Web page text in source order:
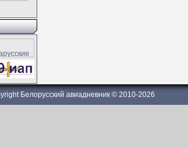
Белорусский авиадневник © 2010-2026